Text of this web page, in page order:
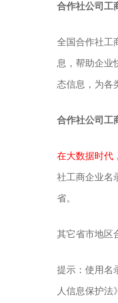
合作社公司工
全国合作社工
息，帮助企业
态信息，为各
合作社公司工
在大数据时代
社工商企业名
省。
其它省市地区
提示：使用名
人信息保护法